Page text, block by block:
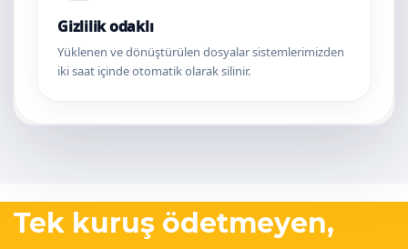
Gizlilik odaklı
Yüklenen ve dönüştürülen dosyalar sistemlerimizden
iki saat içinde otomatik olarak silinir.
Tek kuruş ödetmeyen,